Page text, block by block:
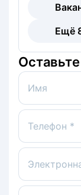
Ещё
Имя
Телефон *